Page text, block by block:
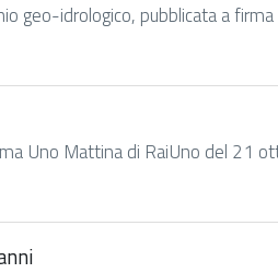
geo-idrologico, pubblicata a
Uno Mattina di RaiUno del 21